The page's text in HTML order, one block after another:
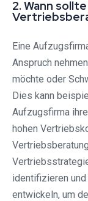
2. Wann
Eine
Anspruch
möchte oder
Dies kann
Aufzugsfirma
hohen
identifizieren
entwickeln, um